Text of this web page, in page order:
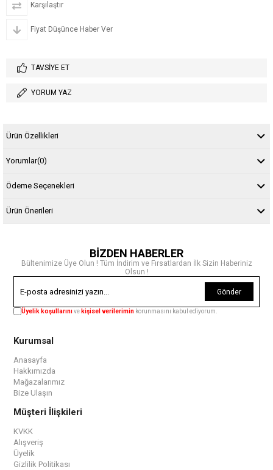
Karşılaştır
Fiyat Düşünce Haber Ver
TAVSIYE ET
YORUM YAZ
Ürün Özellikleri
Yorumlar(0)
Ödeme Seçenekleri
Ürün Önerileri
BİZDEN HABERLER
Bültenimize Üye Olun ! Tüm İndirim ve Fırsatlardan İlk Sizin Haberiniz
Olsun !
Gönder
Üyelik koşullarınıve kişisel verilerimin korunmasını kabul ediyorum.
Kurumsal
Anasayfa
Hakkımızda
Mağazalarımız
Bize Ulaşın
Müşteri İlişkileri
KVKK
Alışveriş
Üyelik
Gizlilik Politikası